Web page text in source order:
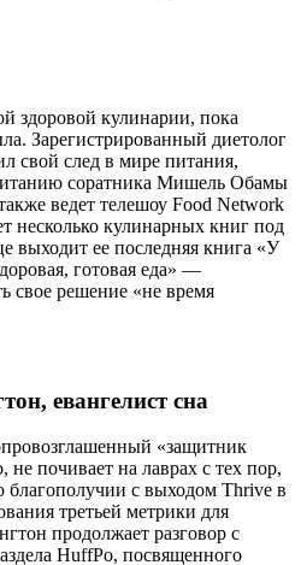
здоровой кулинарии, пока
Зарегистрированный диетолог
свой след в мире питания,
соратника Мишель Обамы
ведет телешоу Food Network
несколько кулинарных книг под
выходит ее последняя книга «У
готовая еда» —
свое решение «не время
евангелист сна
«защитник
не почивает на лаврах с тех пор,
благополучии с выходом Thrive в
третьей метрики для
продолжает разговор с
HuffPo, посвященного